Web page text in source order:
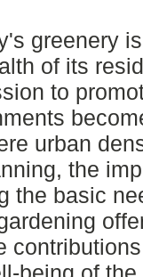
greenery
of its
to
urban
the
the basic